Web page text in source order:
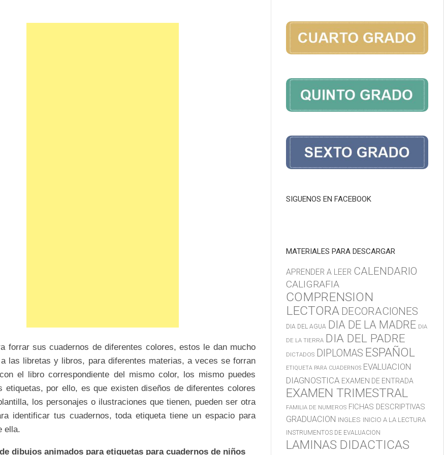
forrar sus cuadernos de diferentes colores, estos le dan mucho
las libretas y libros, para diferentes materias, a veces se forran
el libro correspondiente del mismo color, los mismo puedes
etiquetas, por ello, es que existen diseños de diferentes colores
los personajes o ilustraciones que tienen, pueden ser otra
identificar tus cuadernos, toda etiqueta tiene un espacio para
ella.
dibujos animados para etiquetas para cuadernos de niños
SIGUENOS EN FACEBOOK
MATERIALES PARA DESCARGAR
APRENDER A LEER CALENDARIO
CALIGRAFIA
COMPRENSION
LECTORA DECORACIONES
DIA DEL AGUA DIA DE LA MADRE DIA
DE LA TIERRA DIA DEL PADRE
DICTADOS DIPLOMAS ESPAÑOL
ETIQUETA PARA CUADERNOS EVALUACION
DIAGNOSTICA EXAMEN DE ENTRADA
EXAMEN TRIMESTRAL
FAMILIA DE NUMEROS FICHAS DESCRIPTIVAS
GRADUACION INGLES INICIO A LA LECTURA
INSTRUMENTOS DE EVALUACION
LAMINAS DIDACTICAS